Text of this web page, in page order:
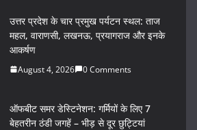
ar
e
उत्तर प्रदेश के चार प्रमुख पर्यटन स्थल: ताज
महल, वाराणसी, लखनऊ, प्रयागराज और इनके
आकर्षण
August 4, 2026 0 Comments
ऑफबीट समर डेस्टिनेशन: गर्मियों के लिए 7
बेहतरीन ठंडी जगहें – भीड़ से दूर छुट्टियां